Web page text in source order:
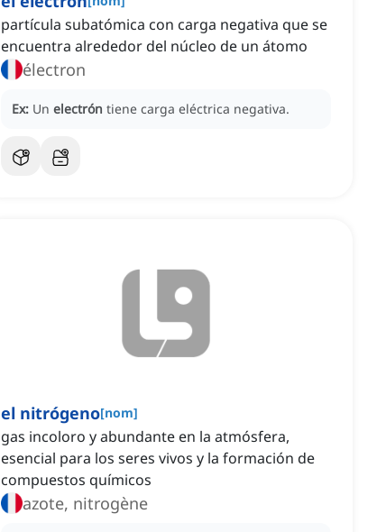
partícula subatómica con carga negativa que se
encuentra alrededor del núcleo de un átomo
électron
Ex: Un electrón tiene carga eléctrica negativa.
el nitrógeno[nom]
gas incoloro y abundante en la atmósfera,
esencial para los seres vivos y la formación de
compuestos químicos
azote, nitrogène